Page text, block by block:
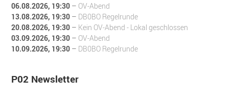
06.08.2026, 19:30 – OV-Abend
13.08.2026, 19:30 – DB0BO Regelrunde
20.08.2026, 19:30 – Kein OV-Abend - Lokal geschlossen
03.09.2026, 19:30 – OV-Abend
10.09.2026, 19:30 – DB0BO Regelrunde
P02 Newsletter